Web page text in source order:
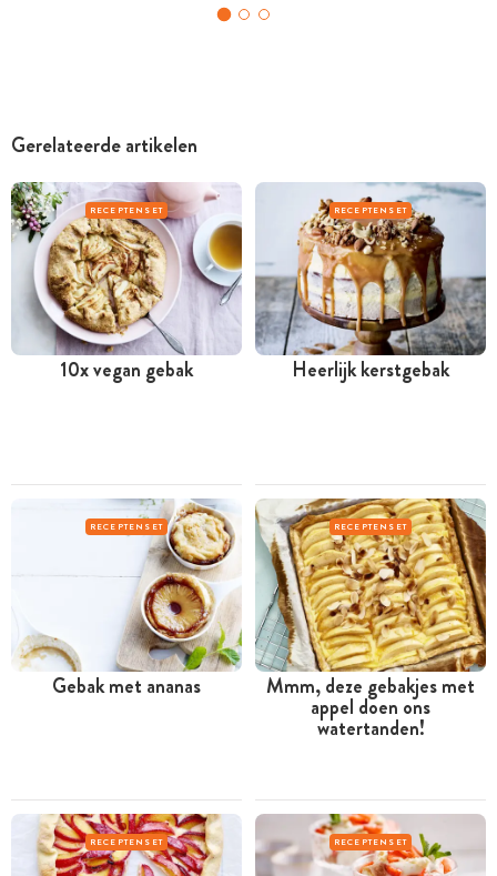
Gerelateerde artikelen
RECEPTENSET
10x vegan gebak
RECEPTENSET
Heerlijk kerstgebak
RECEPTENSET
Gebak met ananas
RECEPTENSET
Mmm, deze gebakjes met
appel doen ons
watertanden!
RECEPTENSET RECEPTENSET